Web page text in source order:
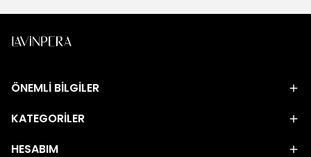
ÖNEMLİ BİLGİLER
KATEGORİLER
HESABIM